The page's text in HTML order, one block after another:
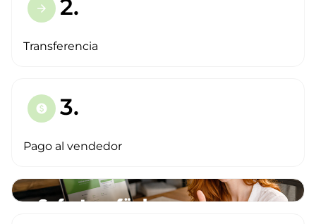
arrow_forward 2.
Transferencia
paid 3.
Pago al vendedor